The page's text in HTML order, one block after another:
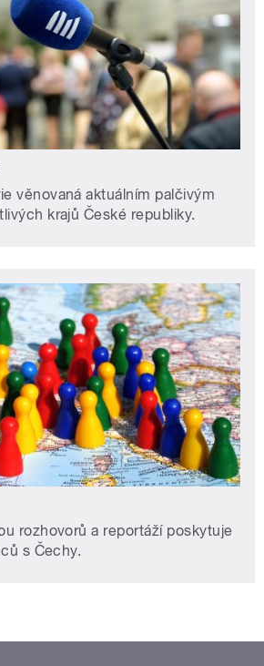
věnovaná aktuálním palčivým
krajů České republiky.
rozhovorů a reportáží poskytuje
s Čechy.